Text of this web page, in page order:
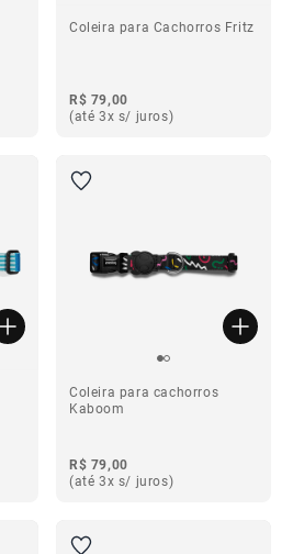
Coleira para Cachorros Fritz
R$ 79,00
(até 3x s/ juros)
Coleira para cachorros
Kaboom
R$ 79,00
(até 3x s/ juros)